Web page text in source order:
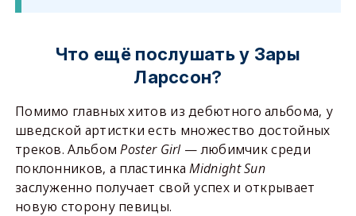
Что ещё послушать у Зары
Ларссон?
Помимо главных хитов из дебютного альбома, у
шведской артистки есть множество достойных
треков. АльбомPoster Girl — любимчик среди
поклонников, а пластинкаMidnight Sun
заслуженно получает свой успех и открывает
новую сторону певицы.